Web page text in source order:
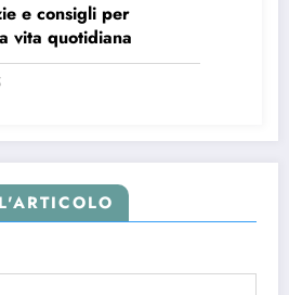
e consigli per
vita quotidiana